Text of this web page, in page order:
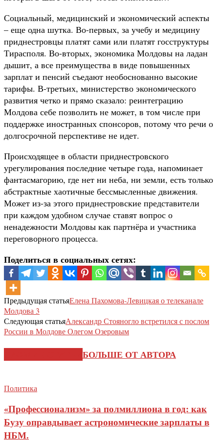
Социальный, медицинский и экономический аспекты
– еще одна шутка. Во-первых, за учебу и медицину
приднестровцы платят сами или платят госструктуры
Тирасполя. Во-вторых, экономика Молдовы на ладан
дышит, а все преимущества в виде повышенных
зарплат и пенсий съедают необоснованно высокие
тарифы. В-третьих, министерство экономического
развития четко и прямо сказало: реинтеграцию
Молдова себе позволить не может, в том числе при
поддержке иностранных спонсоров, потому что речи о
долгосрочной перспективе не идет.
Происходящее в области приднестровского
урегулирования последние четыре года, напоминает
фантасмагорию, где нет ни неба, ни земли, есть только
абстрактные хаотичные бессмысленные движения.
Может из-за этого приднестровские представители
при каждом удобном случае ставят вопрос о
ненадежности Молдовы как партнёра и участника
переговорного процесса.
Поделиться в социальных сетях:
Предыдущая статьяЕлена Пахомова-Левицкая о телеканале
Молдова 3
Следующая статьяАлександр Стояногло встретился с послом
России в Молдове Олегом Озеровым
БОЛЬШЕ ОТ АВТОРА
Политика
«Профессионализм» за полмиллиона в год: как
Бузу оправдывает астрономические зарплаты в
НБМ.